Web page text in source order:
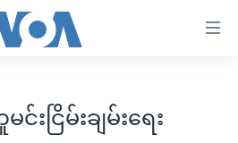
းငြိမ်းချမ်းရေး